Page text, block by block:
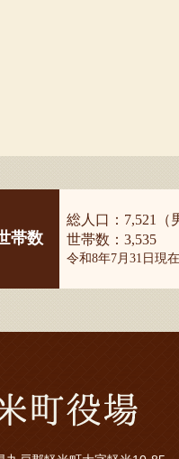
帯数
総人口：7,521（
世帯数：3,535
令和8年7月31日現